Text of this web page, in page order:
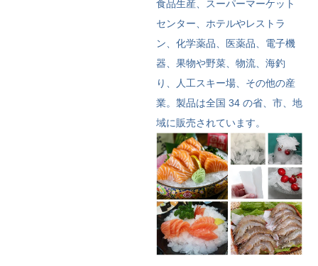
食品生産、スーパーマーケット
センター、ホテルやレストラ
ン、化学薬品、医薬品、電子機
器、果物や野菜、物流、海釣
り、人工スキー場、その他の産
業。製品は全国 34 の省、市、地
域に販売されています。